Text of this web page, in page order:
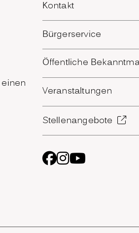
Kontakt
Bürgerservice
Öffentliche
Veranstaltungen
Stellenangebote